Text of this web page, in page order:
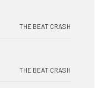
THE BEAT CRASH
THE BEAT CRASH